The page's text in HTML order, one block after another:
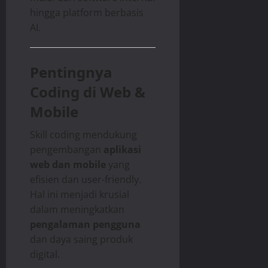
hingga platform berbasis
AI.
Pentingnya
Coding di Web &
Mobile
Skill coding mendukung
pengembangan aplikasi
web dan mobile yang
efisien dan user-friendly.
Hal ini menjadi krusial
dalam meningkatkan
pengalaman pengguna
dan daya saing produk
digital.